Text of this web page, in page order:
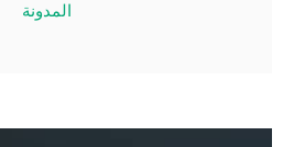
المدونة